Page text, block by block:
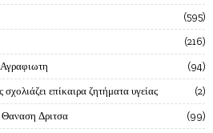
595
216
94
επίκαιρα ζητήματα υγείας 2
Δριτσα 99